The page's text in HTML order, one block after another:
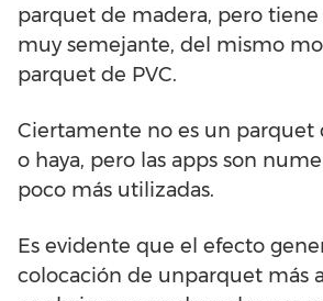
parquet de madera, pero
muy semejante, del mismo
parquet de PVC.
Ciertamente no es un parquet
o haya, pero las apps son
poco más utilizadas.
Es evidente que el efecto
colocación de unparquet más